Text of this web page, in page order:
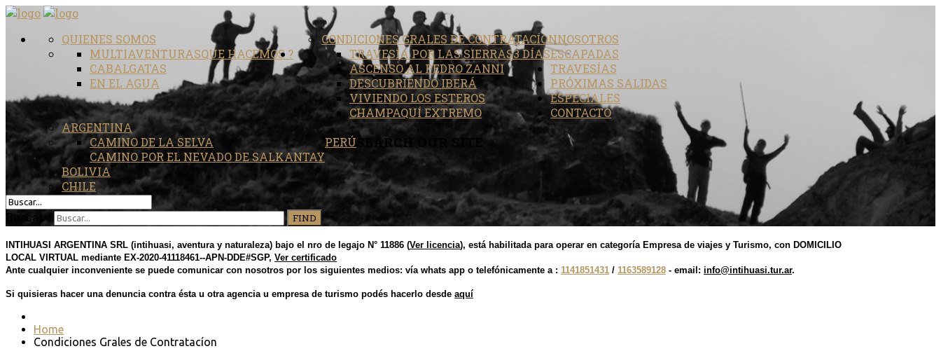
NOSOTROS
QUIENES SOMOS
QUE HACEMOS ?
MULTIAVENTURAS
CABALGATAS
EN EL AGUA
CONDICIONES GRALES DE CONTRATACÍON
ESCAPADAS
3 DÍAS
TRAVESÍA POR LAS SIERRAS
ASCENSO AL PEDRO ZANNI
DESCUBRIENDO IBERÁ
VIVIENDO LOS ESTEROS
CHAMPAQUÍ EXTREMO
TRAVESÍAS
ARGENTINA
PERÚ
CAMINO DE LA SELVA
CAMINO POR EL NEVADO DE SALKANTAY
BOLIVIA
CHILE
PRÓXIMAS SALIDAS
ESPECIALES
CONTACTO
SEARCH OUR SITE
Buscar... FIND
INTIHUASI ARGENTINA SRL (intihuasi, aventura y naturaleza) bajo el nro de legajo N° 11886 (Ver licencia), está habilitada para operar en categoría Empresa de viajes y Turismo, con DOMICILIO
LOCAL VIRTUAL mediante EX-2020-41118461--APN-DDE#SGP, Ver certificado
Ante cualquier inconveniente se puede comunicar con nosotros por los siguientes medios: vía whats app o telefónicamente a : 1141851431 / 1163589128 - email: info@intihuasi.tur.ar.
Si quisieras hacer una denuncia contra ésta u otra agencia u empresa de turismo podés hacerlo desde aquí
Home
Condiciones Grales de Contratacíon